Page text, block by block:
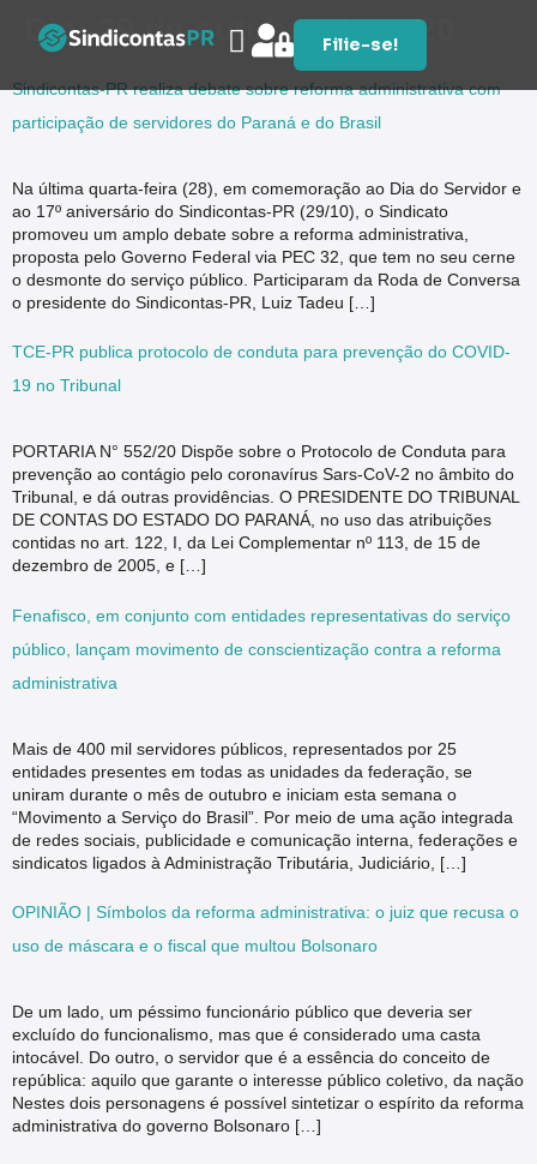
Filie-se!
Dia:29 de outubro de 2020
Sindicontas-PR realiza debate sobre reforma administrativa com
participação de servidores do Paraná e do Brasil
Na última quarta-feira (28), em comemoração ao Dia do Servidor e
ao 17º aniversário do Sindicontas-PR (29/10), o Sindicato
promoveu um amplo debate sobre a reforma administrativa,
proposta pelo Governo Federal via PEC 32, que tem no seu cerne
o desmonte do serviço público. Participaram da Roda de Conversa
o presidente do Sindicontas-PR, Luiz Tadeu […]
TCE-PR publica protocolo de conduta para prevenção do COVID-
19 no Tribunal
PORTARIA N° 552/20 Dispõe sobre o Protocolo de Conduta para
prevenção ao contágio pelo coronavírus Sars-CoV-2 no âmbito do
Tribunal, e dá outras providências. O PRESIDENTE DO TRIBUNAL
DE CONTAS DO ESTADO DO PARANÁ, no uso das atribuições
contidas no art. 122, I, da Lei Complementar nº 113, de 15 de
dezembro de 2005, e […]
Fenafisco, em conjunto com entidades representativas do serviço
público, lançam movimento de conscientização contra a reforma
administrativa
Mais de 400 mil servidores públicos, representados por 25
entidades presentes em todas as unidades da federação, se
uniram durante o mês de outubro e iniciam esta semana o
“Movimento a Serviço do Brasil”. Por meio de uma ação integrada
de redes sociais, publicidade e comunicação interna, federações e
sindicatos ligados à Administração Tributária, Judiciário, […]
OPINIÃO | Símbolos da reforma administrativa: o juiz que recusa o
uso de máscara e o fiscal que multou Bolsonaro
De um lado, um péssimo funcionário público que deveria ser
excluído do funcionalismo, mas que é considerado uma casta
intocável. Do outro, o servidor que é a essência do conceito de
república: aquilo que garante o interesse público coletivo, da nação
Nestes dois personagens é possível sintetizar o espírito da reforma
administrativa do governo Bolsonaro […]